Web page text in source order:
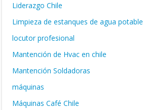
Liderazgo Chile
Limpieza de estanques de agua potable
locutor profesional
Mantención de Hvac en chile
Mantención Soldadoras
máquinas
Máquinas Café Chile